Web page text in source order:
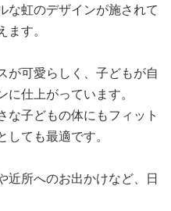
な虹のデザインが施されて
す。
が可愛らしく、子どもが自
仕上がっています。
な子どもの体にもフィット
ても最適です。
近所へのお出かけなど、日